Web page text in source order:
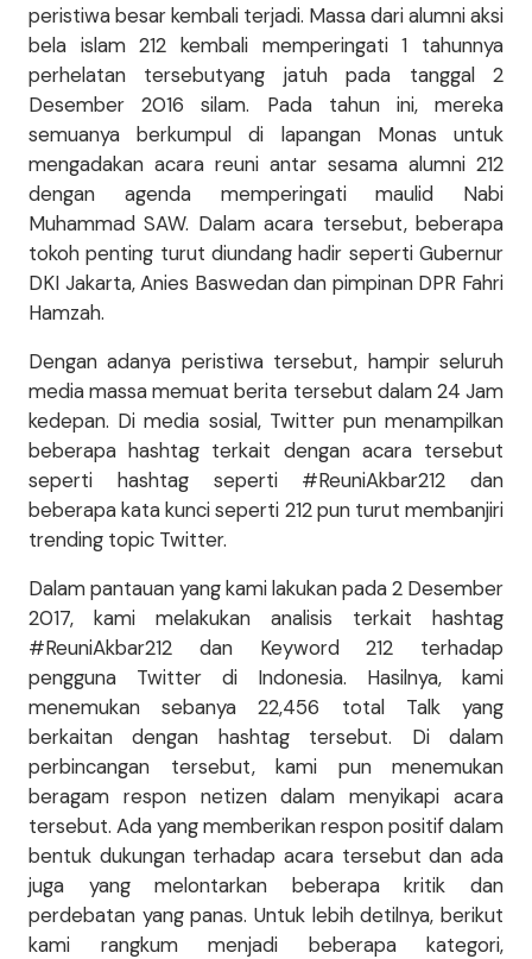
peristiwa besar kembali terjadi. Massa dari alumni aksi
bela islam 212 kembali memperingati 1 tahunnya
perhelatan tersebutyang jatuh pada tanggal 2
Desember 2016 silam. Pada tahun ini, mereka
semuanya berkumpul di lapangan Monas untuk
mengadakan acara reuni antar sesama alumni 212
dengan agenda memperingati maulid Nabi
Muhammad SAW. Dalam acara tersebut, beberapa
tokoh penting turut diundang hadir seperti Gubernur
DKI Jakarta, Anies Baswedan dan pimpinan DPR Fahri
Hamzah.
Dengan adanya peristiwa tersebut, hampir seluruh
media massa memuat berita tersebut dalam 24 Jam
kedepan. Di media sosial, Twitter pun menampilkan
beberapa hashtag terkait dengan acara tersebut
seperti hashtag seperti #ReuniAkbar212 dan
beberapa kata kunci seperti 212 pun turut membanjiri
trending topic Twitter.
Dalam pantauan yang kami lakukan pada 2 Desember
2017, kami melakukan analisis terkait hashtag
#ReuniAkbar212 dan Keyword 212 terhadap
pengguna Twitter di Indonesia. Hasilnya, kami
menemukan sebanya 22,456 total Talk yang
berkaitan dengan hashtag tersebut. Di dalam
perbincangan tersebut, kami pun menemukan
beragam respon netizen dalam menyikapi acara
tersebut. Ada yang memberikan respon positif dalam
bentuk dukungan terhadap acara tersebut dan ada
juga yang melontarkan beberapa kritik dan
perdebatan yang panas. Untuk lebih detilnya, berikut
kami rangkum menjadi beberapa kategori,